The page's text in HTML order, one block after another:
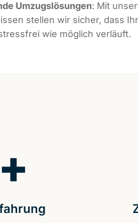
Umzugslösungen: Mit
stellen wir sicher, dass
wie möglich verläuft.
+